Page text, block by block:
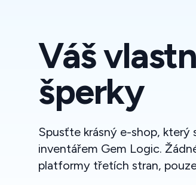
Váš
šperky
Spusťte krásný e-shop, který
inventářem Gem Logic.
platformy třetích stran,